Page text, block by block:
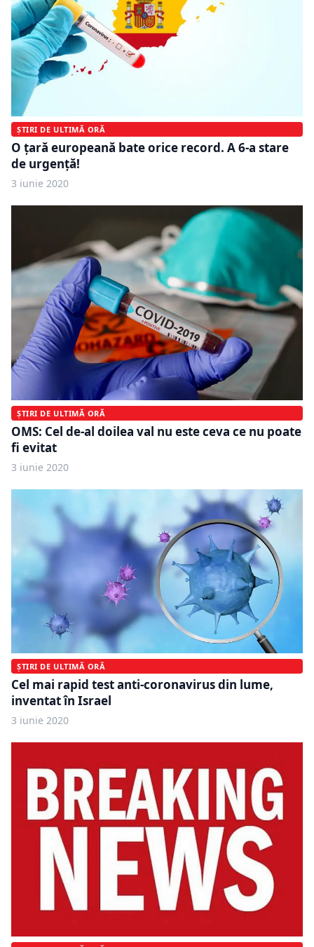
ȘTIRI DE ULTIMĂ ORĂ
O ţară europeană bate orice record. A 6-a stare
de urgenţă!
3 iunie 2020
ȘTIRI DE ULTIMĂ ORĂ
OMS: Cel de-al doilea val nu este ceva ce nu poate
fi evitat
3 iunie 2020
ȘTIRI DE ULTIMĂ ORĂ
Cel mai rapid test anti-coronavirus din lume,
inventat în Israel
3 iunie 2020